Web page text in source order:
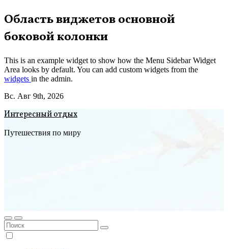
Перейти
к
содержимому
Область виджетов основной
боковой колонки
This is an example widget to show how the Menu Sidebar Widget
Area looks by default. You can add custom widgets from the
widgets in the admin.
Вс. Авг 9th, 2026
Интересный отдых
Путешествия по миру